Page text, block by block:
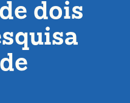
dois